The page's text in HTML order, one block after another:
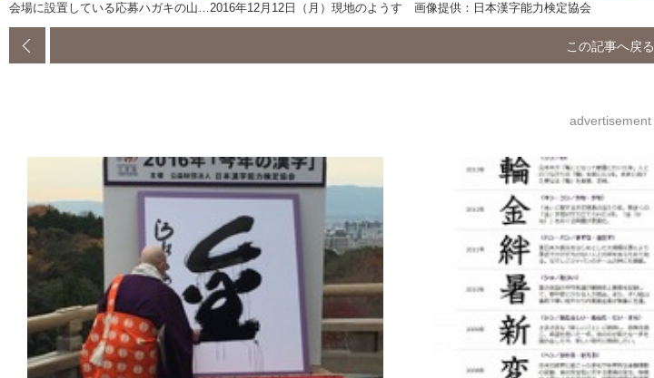
会場に設置している応募ハガキの山…2016年12月12日（月）現地のようす 画像提供：日本漢字能力検定協会
この記事へ戻る
advertisement